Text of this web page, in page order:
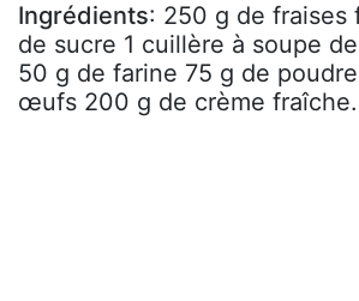
Ingrédients: 250 g de fraises
de sucre 1 cuillère à soupe
50 g de farine 75 g de
œufs 200 g de crème